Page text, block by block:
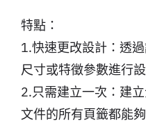
特點：
1.快速更改設計：透
尺寸或特徵參數進行
2.只需建立一次：建
文件的所有頁籤都能